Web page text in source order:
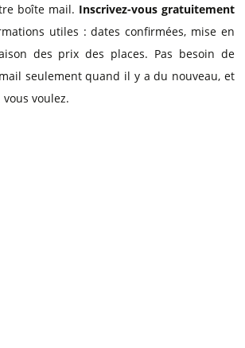
boîte mail. Inscrivez-vous gratuitement
utiles : dates confirmées, mise en
des prix des places. Pas besoin de
seulement quand il y a du nouveau, et
voulez.